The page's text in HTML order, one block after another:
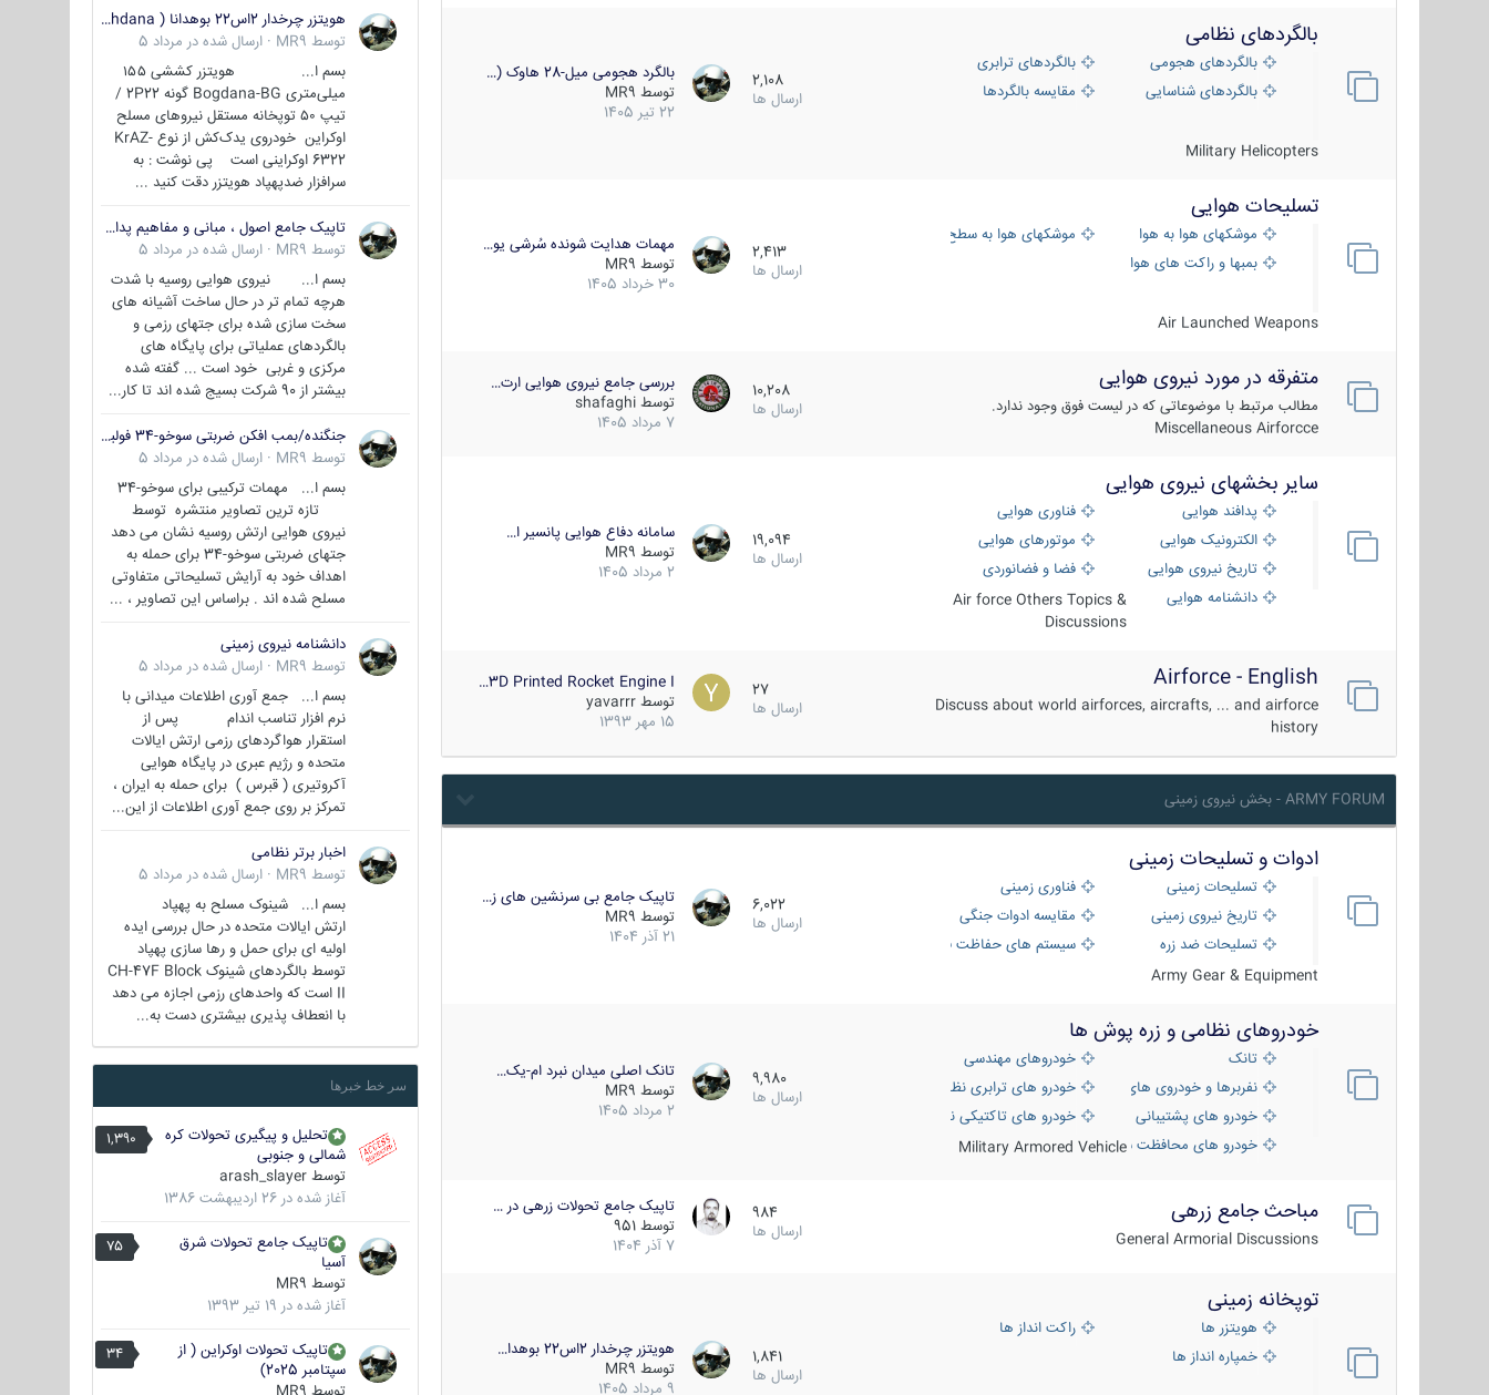
بالگردهای نظامی
بالگردهای هجومی
بالگردهای ترابری
بالگردهای شناسایی
مقایسه بالگردها
Military Helicopters
2,108
ارسال ها
بالگرد هجومی میل-28 هاوک (…
توسط MR9
22 تیر 1405
تسلیحات هوایی
موشکهای هوا به هوا
موشکهای هوا به سطح
بمبها و راکت های هوایی
Air Launched Weapons
2,413
ارسال ها
مهمات هدایت شونده سُرشی یو…
توسط MR9
30 خرداد 1405
متفرقه در مورد نیروی هوایی
مطالب مرتبط با موضوعاتی که در لیست فوق وجود ندارد.
Miscellaneous Airforcce
10,208
ارسال ها
بررسی جامع نیروی هوایی ارت…
توسط shafaghi
7 مرداد 1405
سایر بخشهای نیروی هوایی
پدافند هوایی
فناوری هوایی
الکترونیک هوایی
موتورهای هوایی
تاریخ نیروی هوایی
فضا و فضانوردی
دانشنامه هوایی
Air force Others Topics &
Discussions
19,094
ارسال ها
سامانه دفاع هوایی پانسیر ا…
توسط MR9
2 مرداد 1405
Airforce - English
Discuss about world airforces, aircrafts, ... and airforce
history
27
ارسال ها
3D Printed Rocket Engine I…
توسط yavarrr
15 مهر 1393
ARMY FORUM - بخش نیروی زمینی
ادوات و تسلیحات زمینی
تسلیحات زمینی
فناوری زمینی
تاریخ نیروی زمینی
مقایسه ادوات جنگی
تسلیحات ضد زره
سیستم های حفاظت فعال
Army Gear & Equipment
6,022
ارسال ها
تاپیک جامع بی سرنشین های ز…
توسط MR9
21 آذر 1404
خودروهای نظامی و زره پوش ها
تانک
خودروهای مهندسی
نفربرها و خودروی های رزمی پیاده نظامخودرو های ترابری نظامی
خودرو های پشتیبانی آتش ، شناسایی و ضد تانک
خودرو های تاکتیکی نظامی
خودرو های محافظت شدهMilitary Armored Vehicle
9,980
ارسال ها
تانک اصلی میدان نبرد ام-یک…
توسط MR9
2 مرداد 1405
مباحث جامع زرهی
General Armorial Discussions
984
ارسال ها
تاپیک جامع تحولات زرهی در …
توسط 951
7 آذر 1404
توپخانه زمینی
هویتزر ها
راکت انداز ها
خمپاره انداز ها
1,841
ارسال ها
هویتزر چرخدار 2اس22 بوهدا…
توسط MR9
9 مرداد 1405
هویتزر چرخدار 2اس22 بوهدانا ( wheeled howitzer 2S22 Bohdana )
توسط MR9
· ارسال شده در مرداد 5
بسم ا... هویتزر کششی ۱۵۵
میلی‌متری Bogdana-BG گونه 2P22 /
تیپ ۵۰ توپخانه مستقل نیروهای مسلح
اوکراین خودروی یدک‌کش از نوع KrAZ-
6322 اوکراینی است پی نوشت : به
سرافزار ضدپهپاد هویتزر دقت کنید ...
تاپیک جامع اصول ، مبانی و مفاهیم پدافند غیر عامل
توسط MR9
· ارسال شده در مرداد 5
بسم ا... نیروی هوایی روسیه با شدت
هرچه تمام تر در حال ساخت آشیانه های
سخت سازی شده برای جتهای رزمی و
بالگردهای عملیاتی برای پایگاه های
مرکزی و غربی خود است ... گفته شده
بیشتر از 90 شرکت بسیج شده اند تا کار...
جنگنده/بمب افکن ضربتی سوخو-34 فولبک ( Sukhoi Su-34/Fullback)
توسط MR9
· ارسال شده در مرداد 5
بسم ا... مهمات ترکیبی برای سوخو-34
تازه ترین تصاویر منتشره توسط
نیروی هوایی ارتش روسیه نشان می دهد
جتهای ضربتی سوخو-34 برای حمله به
اهداف خود به آرایش تسلیحاتی متفاوتی
مسلح شده اند . براساس این تصاویر ، ...
دانشنامه نیروی زمینی
توسط MR9
· ارسال شده در مرداد 5
بسم ا... جمع آوری اطلاعات میدانی با
نرم افزار تناسب اندام پس از
استقرار هواگردهای رزمی ارتش ایالات
متحده و رژیم عبری در پایگاه هوایی
آکروتیری ( قبرس ) برای حمله به ایران ،
تمرکز بر روی جمع آوری اطلاعات از این...
اخبار برتر نظامی
توسط MR9
· ارسال شده در مرداد 5
بسم ا... شینوک مسلح به پهپاد
ارتش ایالات متحده در حال بررسی ایده
اولیه ای برای حمل و رها سازی پهپاد
توسط بالگردهای شینوک CH-47F Block
II است که واحدهای رزمی اجازه می دهد
با انعطاف پذیری بیشتری دست به...
سر خط خبرها
1,390
تحلیل و پیگیری تحولات کره
شمالی و جنوبی
توسط arash_slayer
آغاز شده در 26 اردیبهشت 1386
75
تاپیک جامع تحولات شرق
آسیا
توسط MR9
آغاز شده در 19 تیر 1393
34
تاپیک تحولات اوکراین ( از
سپتامبر 2025)